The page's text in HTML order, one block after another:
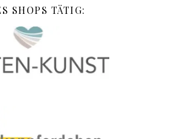
SHOPS TÄTIG: